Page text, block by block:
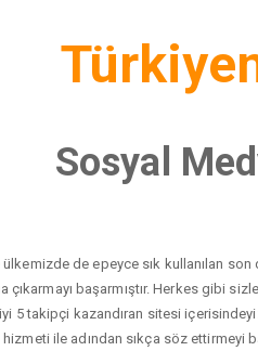
Sosyal
de epeyce sık kullanılan
çıkarmayı başarmıştır. Herkes
5 takipçi kazandıran sitesi
ile adından sıkça söz ettirmeyi